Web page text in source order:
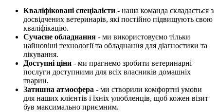
Кваліфіковані спеціалісти - наша команда складається з
досвідчених ветеринарів, які постійно підвищують свою
кваліфікацію.
Сучасне обладнання - ми використовуємо тільки
найновіші технології та обладнання для діагностики та
лікування.
Доступні ціни - ми прагнемо зробити ветеринарні
послуги доступними для всіх власників домашніх
тварин.
Затишна атмосфера - ми створили комфортні умови
для наших клієнтів і їхніх улюбленців, щоб кожен візит
був максимально приємним.